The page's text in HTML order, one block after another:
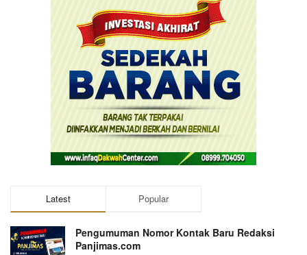
Latest Popular
Pengumuman Nomor Kontak Baru Redaksi
Panjimas.com